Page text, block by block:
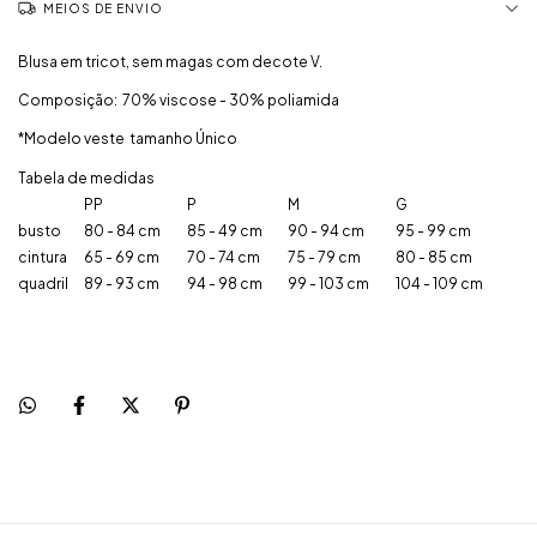
MEIOS DE ENVIO
Blusa em tricot, sem magas com decote V.
Composição: 70% viscose - 30% poliamida
*Modelo veste tamanho Único
Tabela de medidas
PP
P M
G
busto
80 - 84 cm 85 - 49 cm 90 - 94 cm
95 - 99 cm
cintura
65 - 69 cm 70 - 74 cm 75 - 79 cm
80 - 85 cm
quadril
89 - 93 cm 94 - 98 cm 99 - 103 cm 104 - 109 cm